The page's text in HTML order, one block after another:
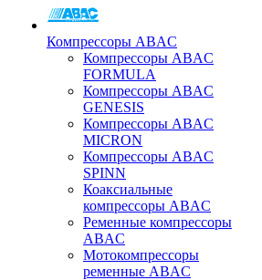
Компрессоры ABAC
Компрессоры ABAC
FORMULA
Компрессоры ABAC
GENESIS
Компрессоры ABAC
MICRON
Компрессоры ABAC
SPINN
Коаксиальные
компрессоры ABAC
Ременные компрессоры
ABAC
Мотокомпрессоры
ременные ABAC